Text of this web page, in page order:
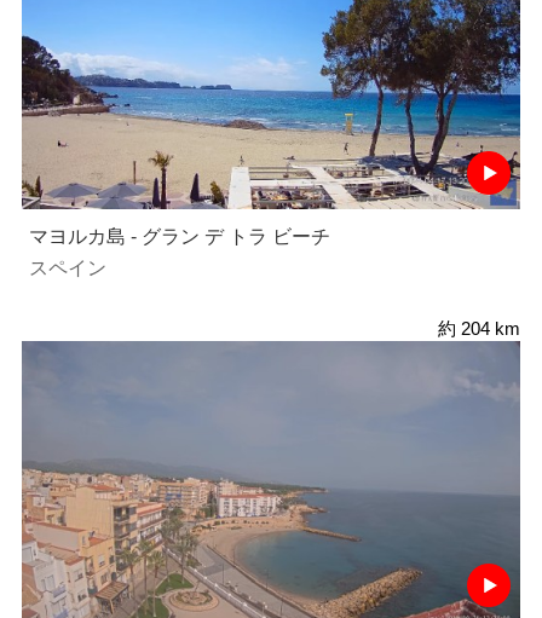
マヨルカ島 - グラン デ トラ ビーチ
スペイン
約 204 km